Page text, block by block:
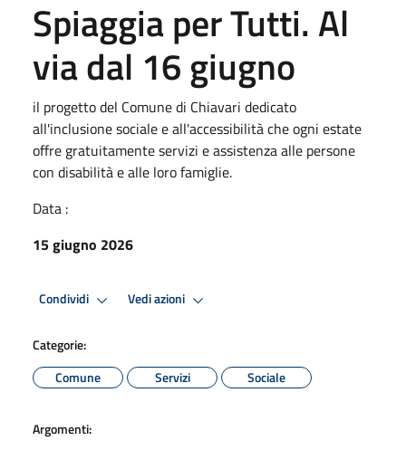
Spiaggia per Tutti. Al
via dal 16 giugno
il progetto del Comune di Chiavari dedicato
all'inclusione sociale e all'accessibilità che ogni estate
offre gratuitamente servizi e assistenza alle persone
con disabilità e alle loro famiglie.
Data :
15 giugno 2026
Condividi Vedi azioni
Categorie:
Comune
Servizi Sociale
Argomenti: